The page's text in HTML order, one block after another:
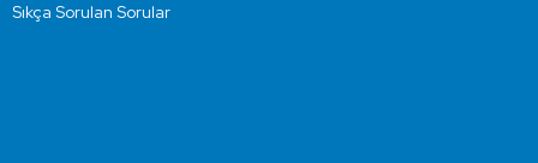
Sıkça Sorulan Sorular